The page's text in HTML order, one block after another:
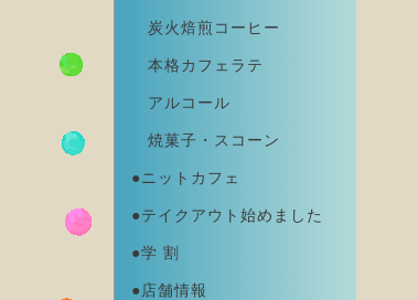
炭火焙煎コーヒー
本格カフェラテ
アルコール
焼菓子・スコーン
●ニットカフェ
●テイクアウト始めました
●学 割
●店舗情報